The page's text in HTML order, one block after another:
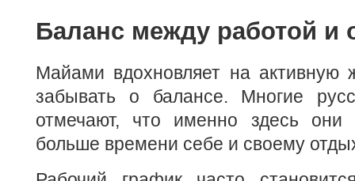
Баланс между работой и
Майами вдохновляет на активную
забывать о балансе. Многие
отмечают, что именно здесь они
больше времени себе и своему